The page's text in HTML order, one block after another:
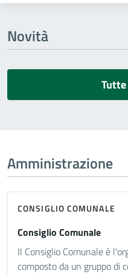
Novità
Amministrazione
CONSIGLIO COMUNALE
Consiglio Comunale
Il Consiglio Comunale è
composto da un gruppo di